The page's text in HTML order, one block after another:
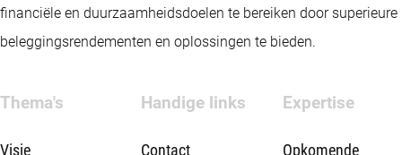
financiële en duurzaamheidsdoelen te bereiken door superieure
beleggingsrendementen en oplossingen te bieden.
Thema's
Visie
Handige links
Contact
Expertise
Opkomende